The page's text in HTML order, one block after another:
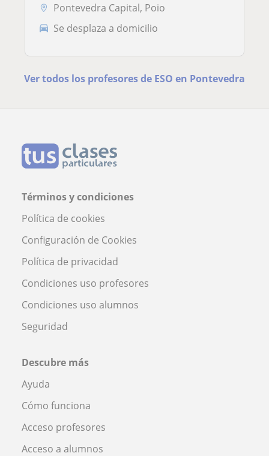
Pontevedra Capital, Poio
Se desplaza a domicilio
Ver todos los profesores de ESO en Pontevedra
Términos y condiciones
Política de cookies
Configuración de Cookies
Política de privacidad
Condiciones uso profesores
Condiciones uso alumnos
Seguridad
Descubre más
Ayuda
Cómo funciona
Acceso profesores
Acceso a alumnos